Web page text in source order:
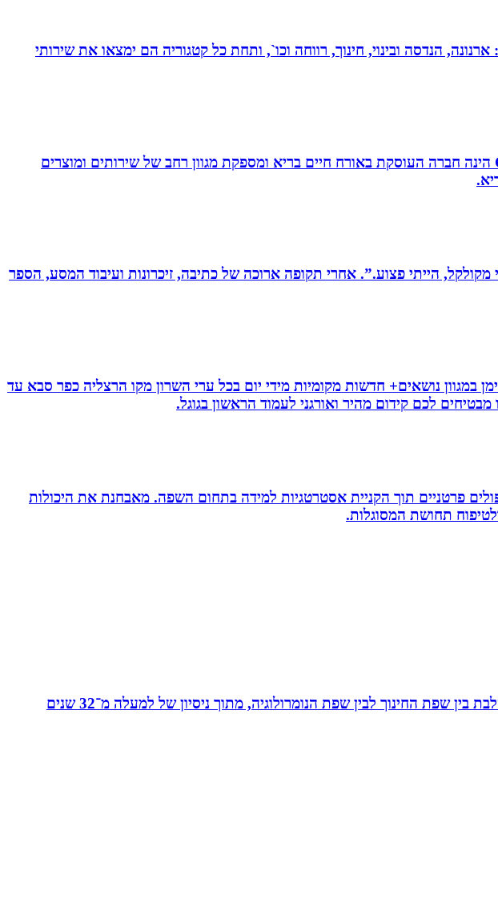
הנדסה ובינוי, חינוך, רווחה וכו`, ותחת כל קטגוריה הם ימצאו את שירותי
נטורופתית, מאמנת לאורח חיים בריא, תושבת אשדוד. בעלת Coach4Health, Coach4health הינה חברה העוסקת באורח חיים בריא ומספקת מגוון רחב של שירותים ומוצרים
הייתי פצוע.”. אחרי תקופה ארוכה של כתיבה, זיכרונות ועיבוד המסע, הספר
במגוון נושאים+ חדשות מקומיות מידי יום בכל ערי השרון מקו הרצליה כפר סבא עד
לכם קידום מהיר ואורגני לעמוד הראשון בגוגל.
פרטניים תוך הקניית אסטרטגיות למידה בתחום השפה. מאבחנת את היכולות
תחושת המסוגלות.
מאסטר בנומרולוגיה קבלית וטארוט ומפתחת שיטת ”קוד החיבור” - שיטה להורים ולילדים המשלבת בין שפת החינוך לבין שפת הנומרולוגיה, מתוך ניסיון של למעלה מ־32 שנים